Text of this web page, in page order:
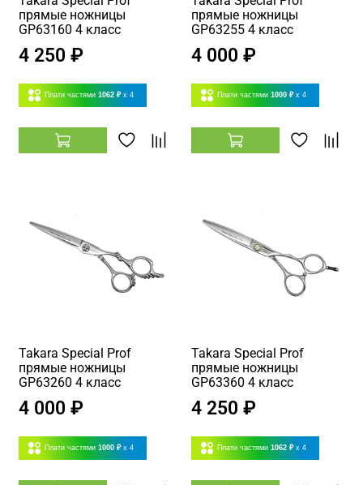
прямые ножницы
GP63160 4 класс
4 250 ₽
Плати частями 1062 ₽ x 4
прямые ножницы
GP63255 4 класс
4 000 ₽
Плати частями 1000 ₽ x 4
Takara Special Prof
прямые ножницы
GP63260 4 класс
4 000 ₽
Плати частями 1000 ₽ x 4
Takara Special Prof
прямые ножницы
GP63360 4 класс
4 250 ₽
Плати частями 1062 ₽ x 4